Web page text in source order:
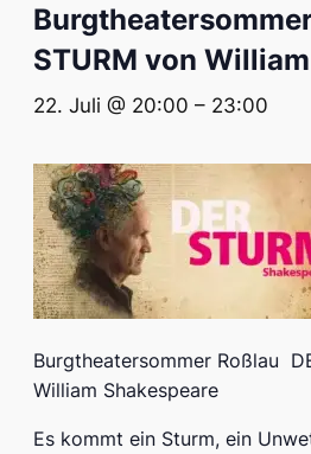
STURM von
22. Juli @ 20:00 – 23:00
Burgtheatersommer Roßlau
William Shakespeare
Es kommt ein Sturm, ein